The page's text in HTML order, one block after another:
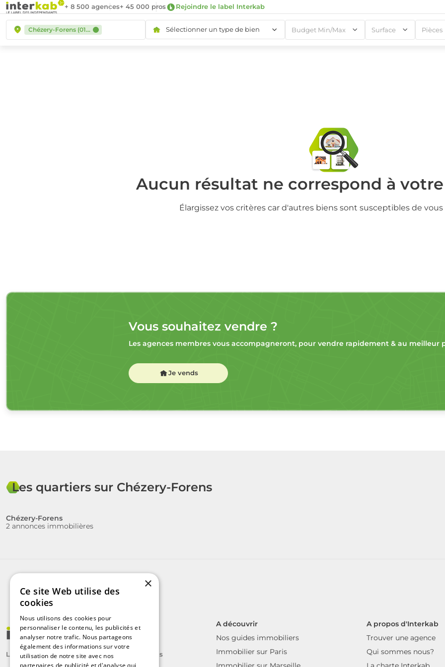
+ 8 500 agences+ 45 000 pros Rejoindre le label Interkab
Chézery-Forens (01410) Sélectionner un type de bien Budget Min/Max Surface Pièces
Aucun résultat ne correspond à
Élargissez vos critères car d'autres biens sont susceptibles de
Vous souhaitez vendre ?
Les agences membres vous accompagneront, pour vendre rapidement & au meilleur
Je vends
Les quartiers sur Chézery-Forens
Chézery-Forens
2 annonces immobilières
Le label des agents immobiliers indépendants
A découvrir
Nos guides immobiliers
Immobilier sur Paris
A propos d'Interkab
Trouver une agence
Qui sommes nous?
×
Ce site Web utilise des
cookies
Nous utilisons des cookies pour
personnaliser le contenu, les publicités et
analyser notre trafic. Nous partageons
également des informations sur votre
utilisation de notre site avec nos
partenaires de publicité et d'analyse qui